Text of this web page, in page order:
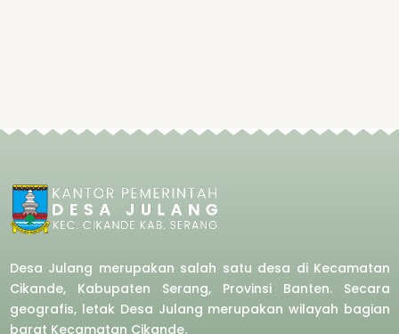
Desa Julang merupakan salah satu desa di Kecamatan
Cikande, Kabupaten Serang, Provinsi Banten. Secara
geografis, letak Desa Julang merupakan wilayah bagian
barat Kecamatan Cikande.